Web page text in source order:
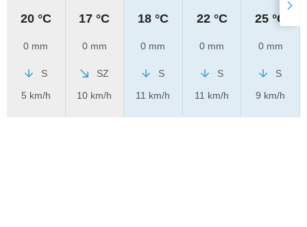
20 °C
0 mm
S
5 km/h
17 °C
0 mm
SZ
10 km/h
18 °C
0 mm
S
11 km/h
22 °C
0 mm
S
11 km/h
25 °C
0 mm
S
9 km/h